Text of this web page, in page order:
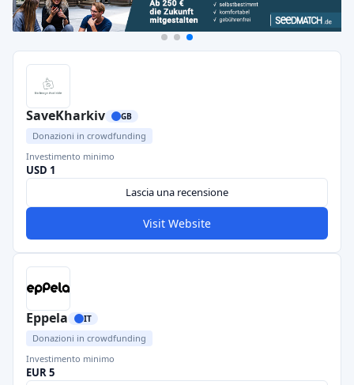
SaveKharkiv GB
Donazioni in crowdfunding
Investimento minimo
USD 1
Lascia una recensione
Visit Website
Eppela IT
Donazioni in crowdfunding
Investimento minimo
EUR 5